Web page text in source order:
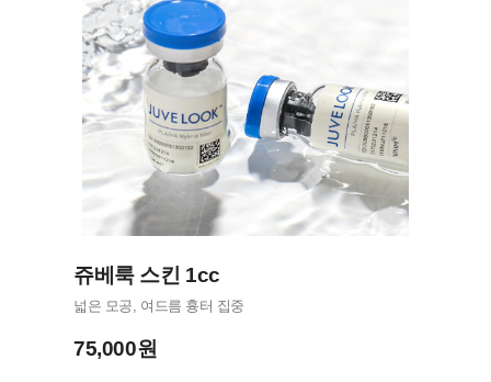
쥬베룩 스킨 1cc
넓은 모공, 여드름 흉터 집중
75,000원